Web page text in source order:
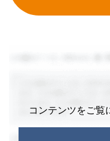
コンテンツをご覧